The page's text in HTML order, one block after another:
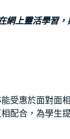
網上靈活學習
受惠於面對面
配合，為學生